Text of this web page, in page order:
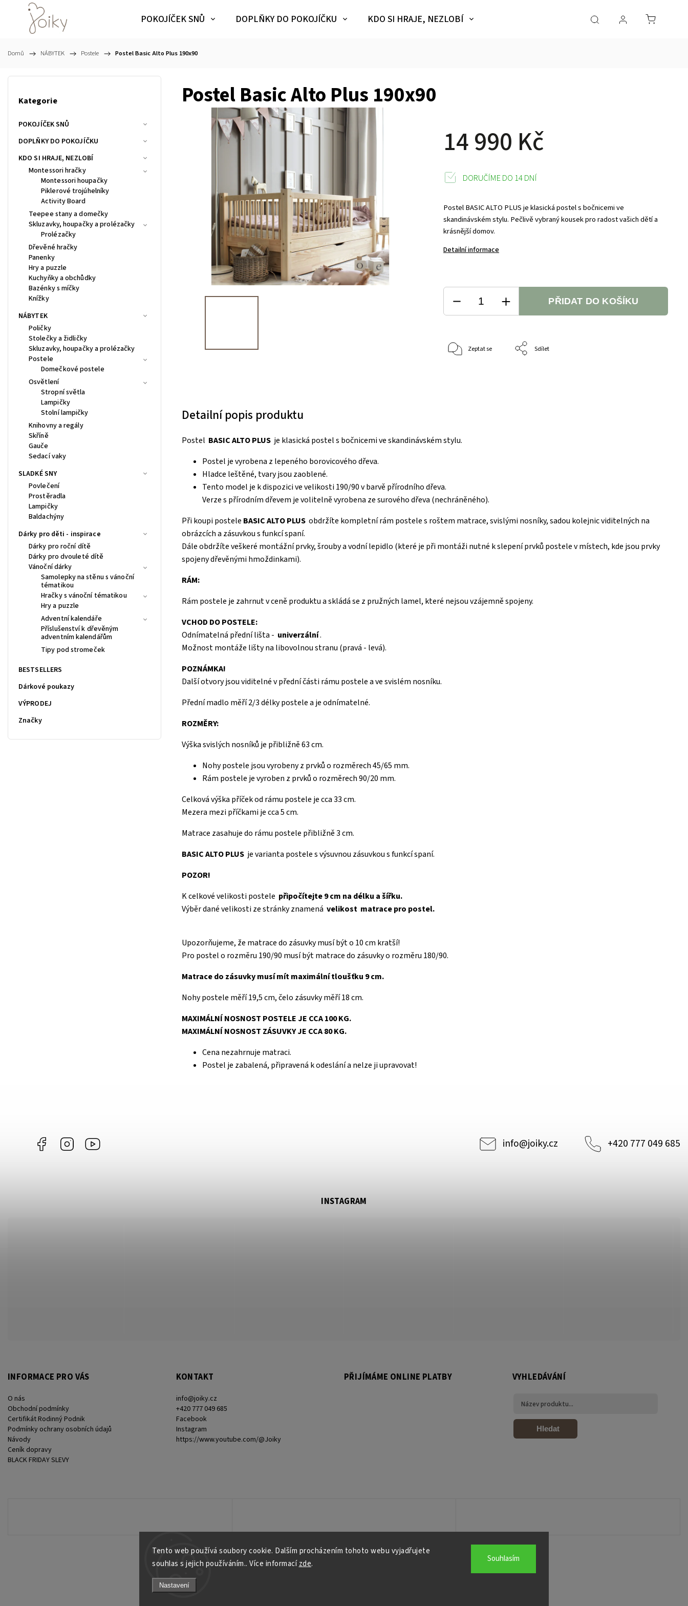
Tento web používá soubory cookie. Dalším procházením tohoto webu vyjadřujete
souhlas s jejich používáním.. Více informacízde.
Nastavení
Souhlasím
POKOJÍČEK SNŮ DOPLŇKY DO POKOJÍČKU KDO SI HRAJE, NEZLOBÍ SLADKÉ SNY Dárky pro
Domů / NÁBYTEK / Postele / Postel Basic Alto Plus 190x90
Kategorie
POKOJÍČEK SNŮ
DOPLŇKY DO POKOJÍČKU
KDO SI HRAJE, NEZLOBÍ
Montessori hračky
Montessori houpačky
Piklerové trojúhelníky
Activity Board
Teepee stany a domečky
Skluzavky, houpačky a prolézačky
Prolézačky
Dřevěné hračky
Panenky
Hry a puzzle
Kuchyňky a obchůdky
Bazénky s míčky
Knížky
NÁBYTEK
Poličky
Stolečky a židličky
Skluzavky, houpačky a prolézačky
Postele
Domečkové postele
Osvětlení
Stropní světla
Lampičky
Stolní lampičky
Knihovny a regály
Skříně
Gauče
Sedací vaky
SLADKÉ SNY
Povlečení
Prostěradla
Lampičky
Baldachýny
Dárky pro děti - inspirace
Dárky pro roční dítě
Dárky pro dvouleté dítě
Vánoční dárky
Samolepky na stěnu s vánoční
tématikou
Hračky s vánoční tématikou
Hry a puzzle
Adventní kalendáře
Příslušenství k dřevěným
adventním kalendářům
Tipy pod stromeček
BESTSELLERS
Dárkové poukazy
VÝPRODEJ
Značky
Postel Basic Alto Plus 190x90
14 990 Kč
Postel BASIC ALTO PLUS je klasická postel s bočnicemi ve
skandinávském stylu. Pečlivě vybraný kousek pro radost vašich dětí a
krásnější domov.
Detailní informace
DORUČÍME DO 14 DNÍ
PŘIDAT DO KOŠÍKU
Zeptat se Sdílet
Detailní popis produktu
Postel BASICALTO PLUS je klasická postel s bočnicemi ve skandinávském stylu.
Postel je vyrobena z lepeného borovicového dřeva.
Hladce leštěné, tvary jsou zaoblené.
Tento model je k dispozici ve velikosti 190/90 v barvě přírodního dřeva.
Verze s přírodním dřevem je volitelně vyrobena ze surového dřeva (nechráněného).
Při koupi postele BASIC ALTO PLUS obdržíte kompletní rám postele s roštem matrace, svislými nosníky, sadou kolejnic viditelných na
obrázcích a zásuvkou s funkcí spaní.
Dále obdržíte veškeré montážní prvky, šrouby a vodní lepidlo (které je při montáži nutné k slepení prvků postele v místech, kde jsou prvky
spojeny dřevěnými hmoždinkami).
RÁM:
Rám postele je zahrnut v ceně produktu a skládá se z pružných lamel, které nejsou vzájemně spojeny.
VCHOD DO POSTELE:
Odnímatelná přední lišta - univerzální.
Možnost montáže lišty na libovolnou stranu (pravá - levá).
POZNÁMKA!
Další otvory jsou viditelné v přední části rámu postele a ve svislém nosníku.
Přední madlo měří 2/3 délky postele a je odnímatelné.
ROZMĚRY:
Výška svislých nosníků je přibližně 63 cm.
Nohy postele jsou vyrobeny z prvků o rozměrech 45/65 mm.
Rám postele je vyroben z prvků o rozměrech 90/20 mm.
Celková výška příček od rámu postele je cca 33 cm.
Mezera mezi příčkami je cca 5 cm.
Matrace zasahuje do rámu postele přibližně 3 cm.
BASIC ALTO PLUS je varianta postele s výsuvnou zásuvkou s funkcí spaní.
POZOR!
K celkové velikosti postele připočítejte 9 cm na délku a šířku.
Výběr dané velikosti ze stránky znamená velikost matrace pro postel.
Upozorňujeme, že matrace do zásuvky musí být o 10 cm kratší!
Pro postel o rozměru 190/90 musí být matrace do zásuvky o rozměru 180/90.
Matrace do zásuvky musí mít maximální tloušťku 9 cm.
Nohy postele měří 19,5 cm, čelo zásuvky měří 18 cm.
MAXIMÁLNÍ NOSNOST POSTELE JE CCA 100 KG.
MAXIMÁLNÍ NOSNOST ZÁSUVKY JE CCA 80 KG.
Cena nezahrnuje matraci.
Postel je zabalená, připravená k odeslání a nelze ji upravovat!
Facebook Instagram info@joiky.cz +420 777 049 685
INFORMACE PRO VÁS
O nás
Obchodní podmínky
Certifikát Rodinný Podnik
Podmínky ochrany osobních údajů
Návody
Ceník dopravy
BLACK FRIDAY SLEVY
KONTAKT
info@joiky.cz
+420 777 049 685
Facebook
Instagram
https://www.youtube.com/@Joiky
PŘIJÍMÁME ONLINE PLATBY
INSTAGRAM
VYHLEDÁVÁNÍ
Hledat
Copyright 2026